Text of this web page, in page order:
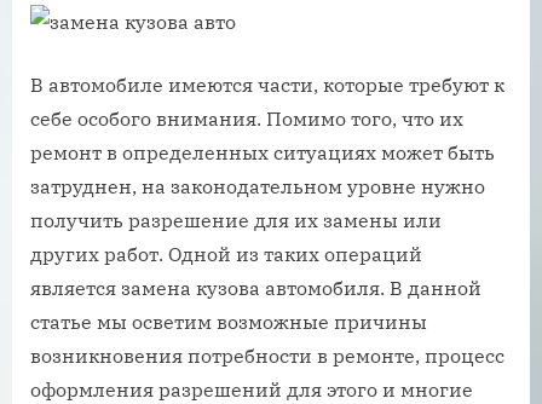
В автомобиле имеются части, которые требуют к
себе особого внимания. Помимо того, что их
ремонт в определенных ситуациях может быть
затруднен, на законодательном уровне нужно
получить разрешение для их замены или
других работ. Одной из таких операций
является замена кузова автомобиля. В данной
статье мы осветим возможные причины
возникновения потребности в ремонте, процесс
оформления разрешений для этого и многие